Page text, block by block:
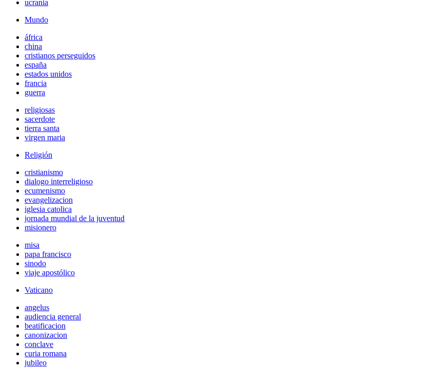
ucrania
Mundo
áfrica
china
cristianos perseguidos
españa
estados unidos
francia
guerra
religiosas
sacerdote
tierra santa
virgen maria
Religión
cristianismo
dialogo interreligioso
ecumenismo
evangelizacion
iglesia catolica
jornada mundial de la juventud
misionero
misa
papa francisco
sinodo
viaje apostólico
Vaticano
angelus
audiencia general
beatificacion
canonizacion
conclave
curia romana
jubileo